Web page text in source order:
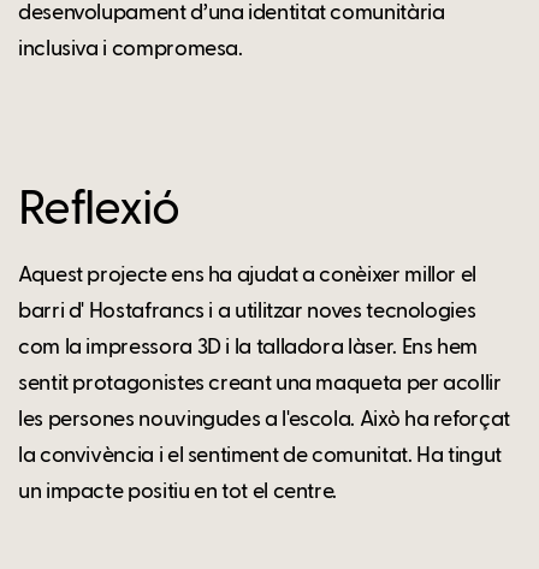
desenvolupament d’una identitat comunitària
inclusiva i compromesa.
Reflexió
Aquest projecte ens ha ajudat a conèixer millor el
barri d' Hostafrancs i a utilitzar noves tecnologies
com la impressora 3D i la talladora làser. Ens hem
sentit protagonistes creant una maqueta per acollir
les persones nouvingudes a l'escola. Això ha reforçat
la convivència i el sentiment de comunitat. Ha tingut
un impacte positiu en tot el centre.